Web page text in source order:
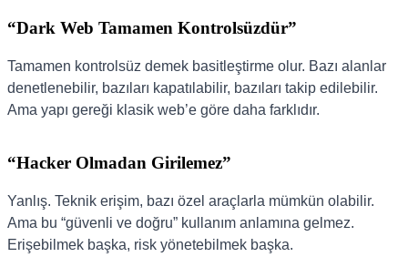
“Dark Web Tamamen Kontrolsüzdür”
Tamamen kontrolsüz demek basitleştirme olur. Bazı alanlar
denetlenebilir, bazıları kapatılabilir, bazıları takip edilebilir.
Ama yapı gereği klasik web’e göre daha farklıdır.
“Hacker Olmadan Girilemez”
Yanlış. Teknik erişim, bazı özel araçlarla mümkün olabilir.
Ama bu “güvenli ve doğru” kullanım anlamına gelmez.
Erişebilmek başka, risk yönetebilmek başka.